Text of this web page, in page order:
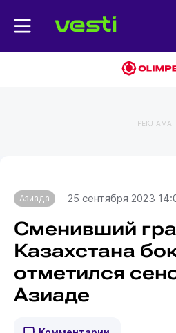
РЕКЛАМА
Азиада 25 сентября 2023
Сменивший
Казахстана
отметился
Азиаде